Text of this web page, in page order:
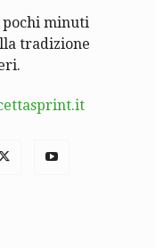
pochi minuti
tradizione